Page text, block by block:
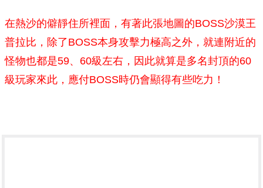
在熱沙的僻靜住所裡面，有著此張地圖的BOSS沙漠王
普拉比，除了BOSS本身攻擊力極高之外，就連附近的
怪物也都是59、60級左右，因此就算是多名封頂的60
級玩家來此，應付BOSS時仍會顯得有些吃力！